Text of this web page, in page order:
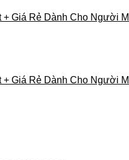
Giá Rẻ Dành Cho Người
Giá Rẻ Dành Cho Người